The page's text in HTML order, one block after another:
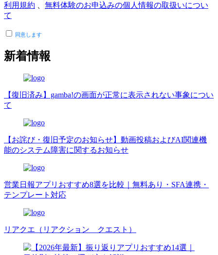
利用規約
無料体験のお申込みの個人情報の取扱いについ
て
同意します
新着情報
【復旧済み】gamba!の画面が正常に表示されない事象につい
て
【お詫び・復旧予定のお知らせ】動画投稿およびAI関連機
能のシステム障害に関するお知らせ
営業日報アプリおすすめ8選を比較｜無料あり・SFA連携・
テンプレート対応
リアクエ（リアクション クエスト）